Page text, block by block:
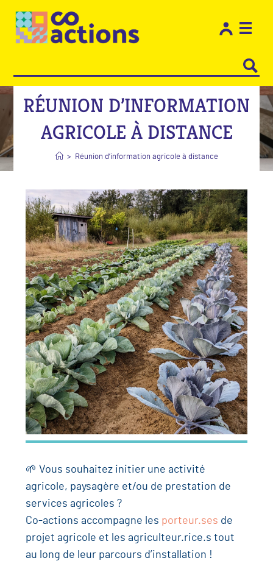
RÉUNION D’INFORMATION
AGRICOLE À DISTANCE
> Réunion d’information agricole à distance
🌱 Vous souhaitez initier une activité
agricole, paysagère et/ou de prestation de
services agricoles ?
Co-actions accompagne les porteur.ses de
projet agricole et les agriculteur.rice.s tout
au long de leur parcours d’installation !